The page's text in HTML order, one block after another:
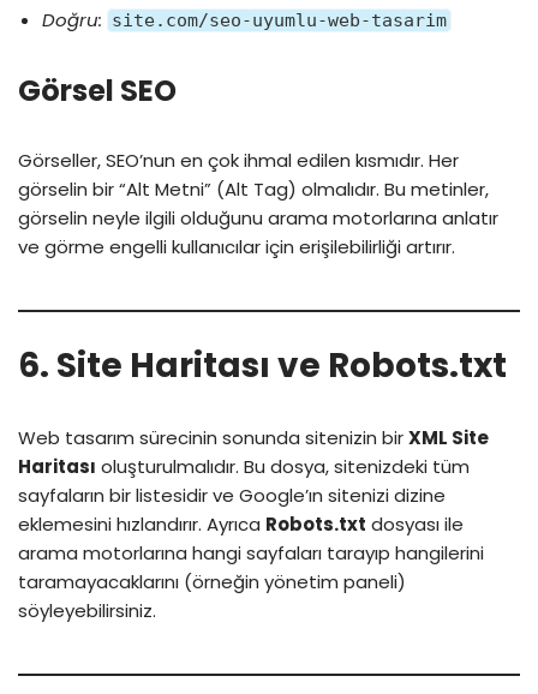
Doğru: site.com/seo-uyumlu-web-tasarim
Görsel SEO
Görseller, SEO’nun en çok ihmal edilen kısmıdır. Her
görselin bir “Alt Metni” (Alt Tag) olmalıdır. Bu metinler,
görselin neyle ilgili olduğunu arama motorlarına anlatır
ve görme engelli kullanıcılar için erişilebilirliği artırır.
6. Site Haritası ve Robots.txt
Web tasarım sürecinin sonunda sitenizin birXML Site
Haritası oluşturulmalıdır. Bu dosya, sitenizdeki tüm
sayfaların bir listesidir ve Google’ın sitenizi dizine
eklemesini hızlandırır. Ayrıca Robots.txt dosyası ile
arama motorlarına hangi sayfaları tarayıp hangilerini
taramayacaklarını (örneğin yönetim paneli)
söyleyebilirsiniz.